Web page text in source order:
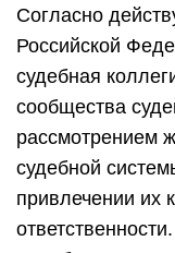
Согласно
Российской
судебная
сообщества
рассмотрением
судебной
привлечении их